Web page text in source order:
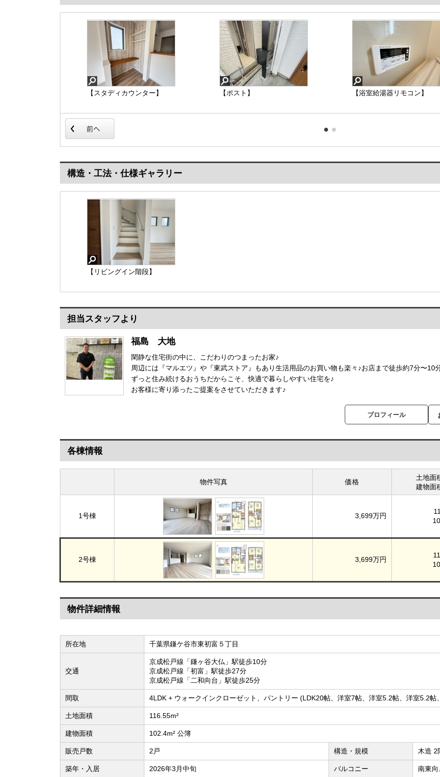
【スタディカウンター】 【ポスト】 【浴室給湯器リモコン】
【給湯器リモコン】
構造・工法・仕様ギャラリー
【リビングイン階段】
担当スタッフより
福島 大地
閑静な住宅街の中に、こだわりのつまったお家♪
周辺には『マルエツ』や『東武ストア』もあり生活用品のお買い物も楽々♪お店まで徒歩約7分〜10
ずっと住み続けるおうちだからこそ、快適で暮らしやすい住宅を♪
お客様に寄り添ったご提案をさせていただきます♪
プロフィール
各棟情報
物件写真 価格
土地面
建物面
1号棟 3,699万円
2号棟 3,699万円
物件詳細情報
所在地 千葉県鎌ケ谷市東初富５丁目
交通
京成松戸線「鎌ヶ谷大仏」駅徒歩10分
京成松戸線「初富」駅徒歩27分
京成松戸線「二和向台」駅徒歩25分
間取 4LDK + ウォークインクローゼット、パントリー (LDK20帖、洋室7帖、洋室5.2帖、洋室5.2帖
土地面積 116.55m²
建物面積 102.4m² 公簿
販売戸数 2戸 構造・規模 木造 2
築年・入居 2026年3月中旬 バルコニー 南東向